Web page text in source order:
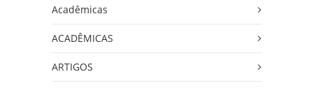
Acadêmicas
ACADÊMICAS
ARTIGOS